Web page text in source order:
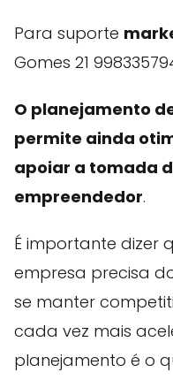
Para suporte
Gomes 21
O planejamento
permite ainda
apoiar a tomada
empreendedor.
É importante dizer
empresa precisa
se manter
cada vez mais
planejamento é o